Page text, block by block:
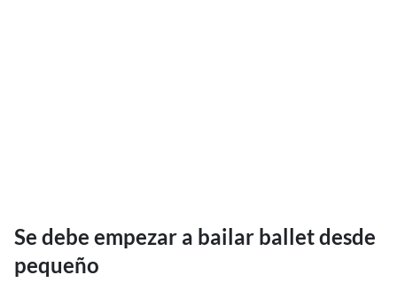
Se debe empezar a bailar ballet desde
pequeño